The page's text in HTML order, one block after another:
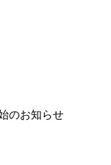
のお知らせ